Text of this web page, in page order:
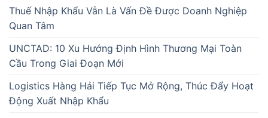
Thuế Nhập Khẩu Vẫn Là Vấn Đề Được Doanh Nghiệp
Quan Tâm
UNCTAD: 10 Xu Hướng Định Hình Thương Mại Toàn
Cầu Trong Giai Đoạn Mới
Logistics Hàng Hải Tiếp Tục Mở Rộng, Thúc Đẩy Hoạt
Động Xuất Nhập Khẩu